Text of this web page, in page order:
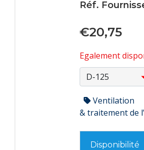
Réf.
€20,75
Egalement
Ventilation
& traitement de
Disponibilité